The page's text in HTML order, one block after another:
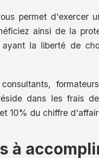
permet d'exercer
ainsi de la
la liberté de
dans les frais
10% du chiffre
à